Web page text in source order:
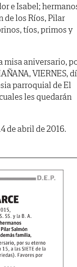
e Isabel;
de los Ríos, Pilar
tíos, primos y
misa aniversario,
VIERNES,
parroquial de El
les quedarán
de abril de 2016.